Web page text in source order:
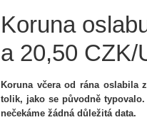
Koruna
a 20,50 CZK/
Koruna včera od rána oslabila
tolik, jako se původně
nečekáme žádná důležitá data.